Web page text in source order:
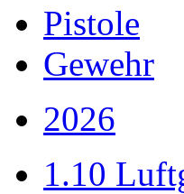
Pistole
Gewehr
2026
1.10